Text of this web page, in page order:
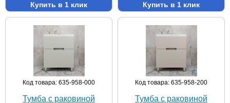
Купить в 1 клик Купить в 1 клик
Код товара: 635-958-000
Тумба с раковиной
Код товара: 635-958-200
Тумба с раковиной